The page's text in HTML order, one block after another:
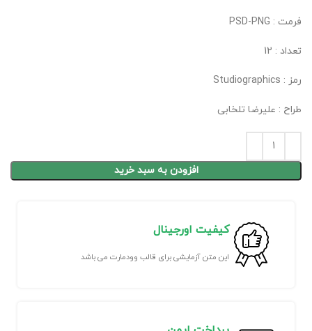
فرمت : PSD-PNG
تعداد : 12
رمز : Studiographics
طراح : علیرضا تلخابی
افزودن به سبد خرید
کیفیت اورجینال
این متن آزمایشی برای قالب وودمارت می باشد